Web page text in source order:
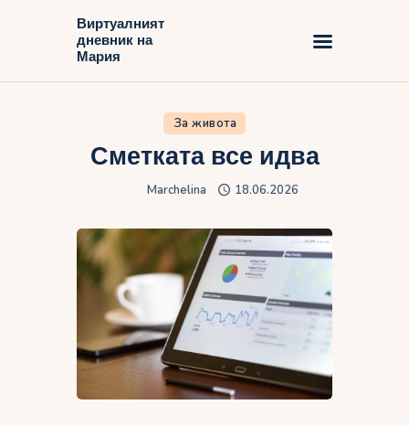
Виртуалният
дневник на
Мария
Виртуалният дневник на Мария
За живота
Сметката все идва
Marchelina 18.06.2026